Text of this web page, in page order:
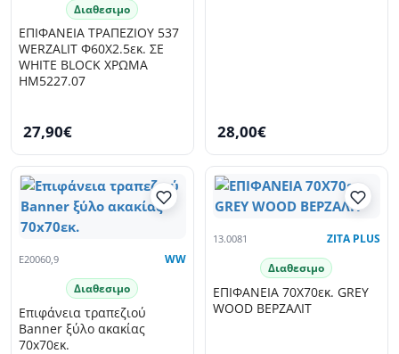
Διαθεσιμο
ΕΠΙΦΑΝΕΙΑ ΤΡΑΠΕΖΙΟΥ 537
WERZALIT Φ60Χ2.5εκ. ΣΕ
WHITE BLOCK ΧΡΩΜΑ
HM5227.07
27,90€ 28,00€
E20060,9 WW
Διαθεσιμο
Επιφάνεια τραπεζιού
Banner ξύλο ακακίας
70x70εκ.
13.0081 ZITA PLUS
Διαθεσιμο
ΕΠΙΦΑΝΕΙΑ 70Χ70εκ. GREY
WOOD ΒΕΡΖΑΛΙΤ